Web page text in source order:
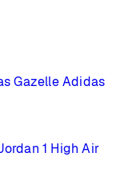
Gazelle Adidas
1 High Air